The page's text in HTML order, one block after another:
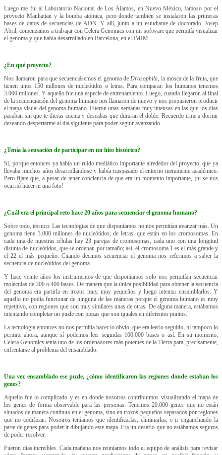
Luego me fui al Laboratorio Nacional de Los Álamos, en Nuevo México, famoso por el
proyecto Manhattan y la bomba atómica, pero donde también se instalaron las primeras
bases de datos de secuencias de ADN. Y allí, junto a un estudiante de doctorado, Josep
Abril, comenzamos a trabajar con Celera Genomics con un software que permitía visualizar
el genoma y que había desarrollado en Barcelona, en el IMIM.
¿En qué proyecto?
Nos llamaron para que secuenciásemos el genoma de Drosophila , la mosca de la fruta, que
tienen unos 150 millones de nucleótidos o letras. Para comparar: los humanos tenemos
3.000 millones. Y aquello fue una especie de entrenamiento. Luego, cuando llegaron al final
de la secuenciación del genoma humano nos llamaron de nuevo y nos propusieron producir
el mapa visual del genoma humano. Fueron unas semanas muy intensas en las que los días
pasaban sin que te dieras cuenta y deseabas que duraran el doble. Recuerdo irme a dormir
deseando despertarme al día siguiente para poder seguir avanzando.
¿Tenía la sensación de participar en un hito histórico?
Sí, porque entonces ya había un ruido mediático importante alrededor del proyecto, que ya
llevaba muchos años desarrollándose y había traspasado el entorno meramente académico.
Pero fíjate que, a pesar de tener conciencia de que era un momento importante, ¡ni se nos
ocurrió hacer ni una foto!
¿Cuál era el principal reto hace 20 años para secuenciar el genoma humano?
Sobre todo, técnico. Las tecnologías de que disponíamos no nos permitían avanzar más. Un
genoma tiene 3.000 millones de nucleótidos, de letras, que están en los cromosomas. En
cada una de nuestras células hay 23 parejas de cromosomas, cada uno con una longitud
distinta de nucleótidos, que se ordenan por tamaño; así, el cromosoma 1 es el más grande y
el 22 el más pequeño. Cuando decimos secuenciar el genoma nos referimos a saber la
secuencia de nucleótidos del genoma.
Y hace veinte años los instrumentos de que disponíamos solo nos permitían secuenciar
moléculas de 300 o 400 bases. De manera que la única posibilidad para obtener la secuencia
del genoma era partirla en trozos muy, muy pequeños y luego intentar ensamblarlos. Y
aquello no podía funcionar de ninguna de las maneras porque el genoma humano es muy
repetitivo, con regiones que son muy similares unas de otras. De alguna manera, estábamos
intentando completar un puzle con piezas que son iguales en diferentes puntos.
La tecnología entonces no nos permitía hacer lo obvio, que era leerlo seguido, ni tampoco lo
permite ahora, aunque sí podemos leer seguidas 100.000 bases o así. En su momento,
Celera Genomics tenía uno de los ordenadores más potentes de la Tierra para, precisamente,
enfrentarse al problema del ensamblado.
Una vez ensamblado ese puzle, ¿cómo identificaron las regiones donde estaban los
genes?
Aquello fue lo complicado y es en donde nosotros contribuimos visualizando el mapa de
los genes de forma observable para las personas. Tenemos 20.000 genes que no están
situados de manera continua en el genoma, sino en trozos pequeños separados por regiones
que no codifican. Nosotros teníamos que identificarlas, eliminarlas, e ir enganchando la
parte de genes para poder ir dibujando este mapa. Era un desafío que no estábamos seguros
de poder resolver.
Fueron días increíbles. Cada mañana nos reuníamos todo el equipo de análisis para revisar